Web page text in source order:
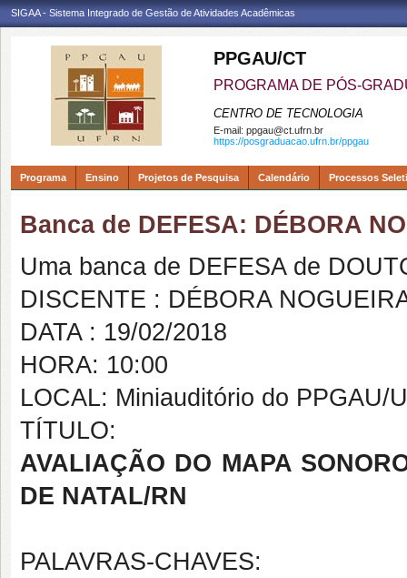
SIGAA - Sistema Integrado de Gestão de Atividades Acadêmicas
PPGAU/CT
PROGRAMA DE PÓS-
CENTRO DE TECNOLOGIA
E-mail: ppgau@ct.ufrn.br
https://posgraduacao.ufrn.br/ppgau
Programa Ensino Projetos de Pesquisa Calendário Processos
Banca de DEFESA: DÉBORA
Uma banca de DEFESA de
DISCENTE : DÉBORA
DATA : 19/02/2018
HORA: 10:00
LOCAL: Miniauditório do PPGAU/
TÍTULO:
AVALIAÇÃO DO MAPA
DE NATAL/RN
PALAVRAS-CHAVES: